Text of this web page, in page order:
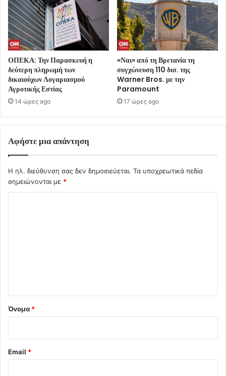
ΟΠΕΚΑ: Την Παρασκευή η
δεύτερη πληρωμή των
δικαιούχων Λογαριασμού
Αγροτικής Εστίας
14 ώρες ago
«Ναι» από τη Βρετανία τη
συγχώνευση 110 δισ. της
Warner Bros. με την
Paramount
17 ώρες ago
Αφήστε μια απάντηση
Η ηλ. διεύθυνση σας δεν δημοσιεύεται. Τα υποχρεωτικά πεδία
σημειώνονται με *
Όνομα *
Email *